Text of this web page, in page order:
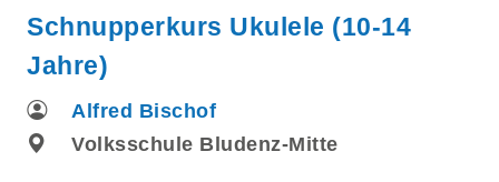
Schnupperkurs Ukulele (10-14
Jahre)
Alfred Bischof
Volksschule Bludenz-Mitte